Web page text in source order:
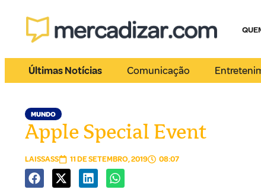
Últimas Notícias Comunicação
MUNDO
Apple Special Event
LAISSASS 11 DE SETEMBRO, 2019 08:07